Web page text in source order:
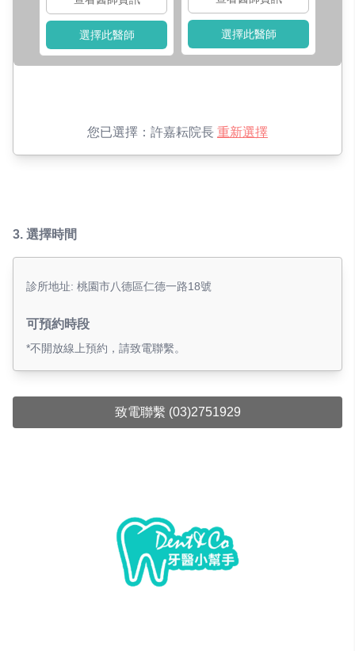
選擇此醫師 選擇此醫師
您已選擇： 許嘉耘院長 重新選擇
3. 選擇時間
診所地址: 桃園市八德區仁德一路18號
可預約時段
*不開放線上預約，請致電聯繫。
致電聯繫 (03)2751929